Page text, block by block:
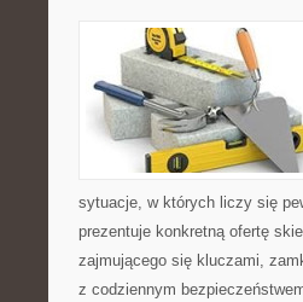
sytuacje, w których liczy się
prezentuje konkretną ofertę
zajmującego się kluczami,
z codziennym